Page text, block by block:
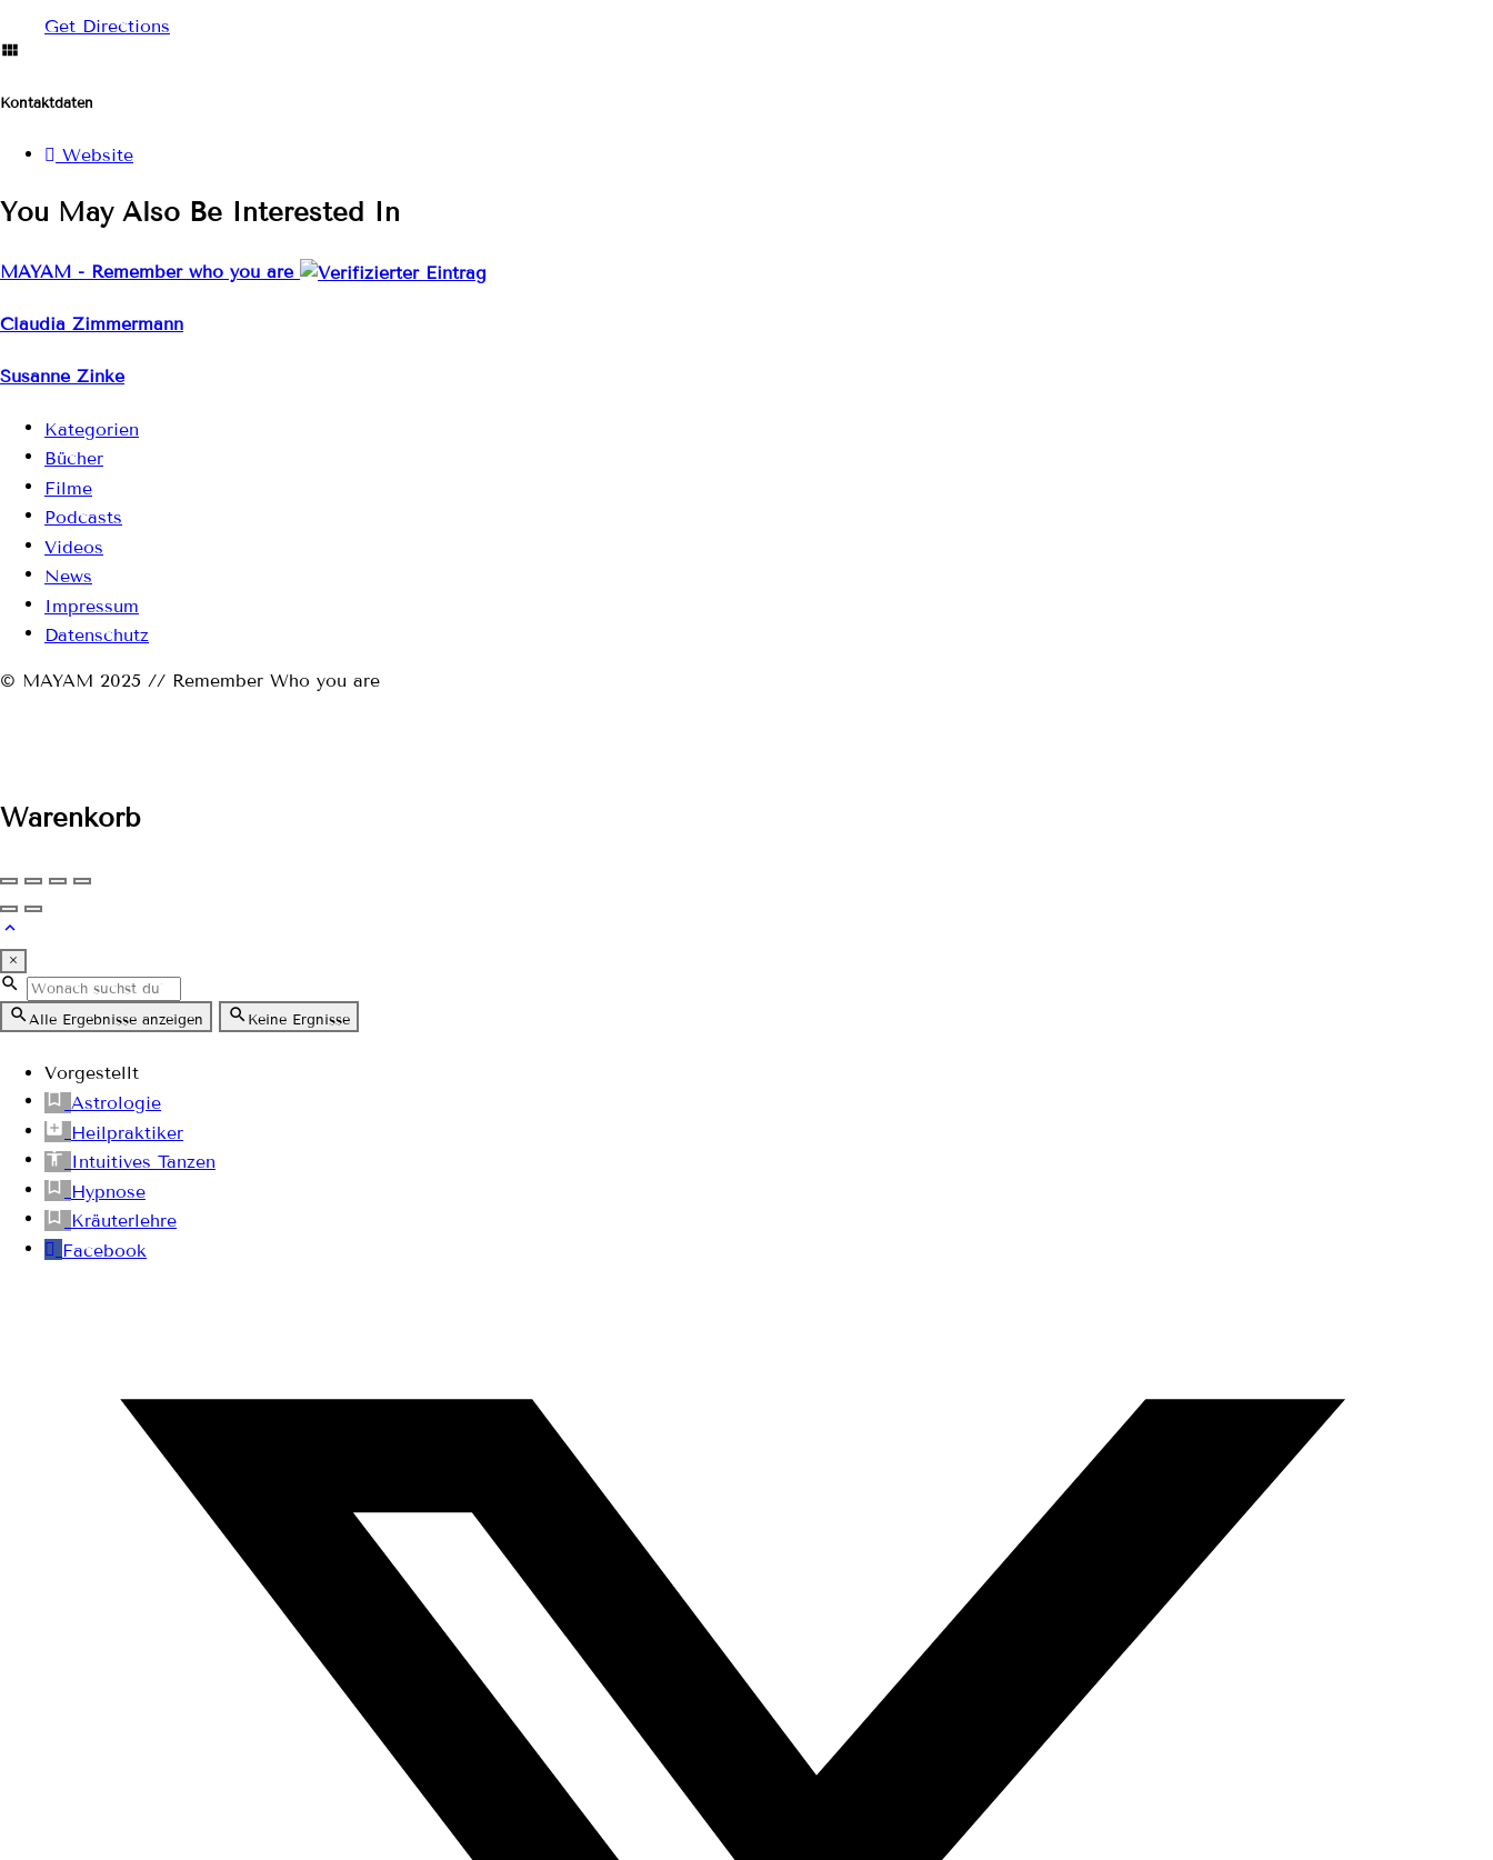
Get Directions
Kontaktdaten
Website
You May Also Be Interested In
MAYAM - Remember who you are
Claudia Zimmermann
Susanne Zinke
Kategorien
Bücher
Filme
Podcasts
Videos
News
Impressum
Datenschutz
© MAYAM 2025 // Remember Who you are
Warenkorb
×
Alle Ergebnisse anzeigen Keine Ergnisse
Vorgestellt
Astrologie
Heilpraktiker
Intuitives Tanzen
Hypnose
Kräuterlehre
Facebook